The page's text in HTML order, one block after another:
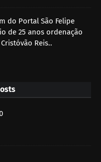
do Portal São Felipe
de 25 anos ordenação
Reis..